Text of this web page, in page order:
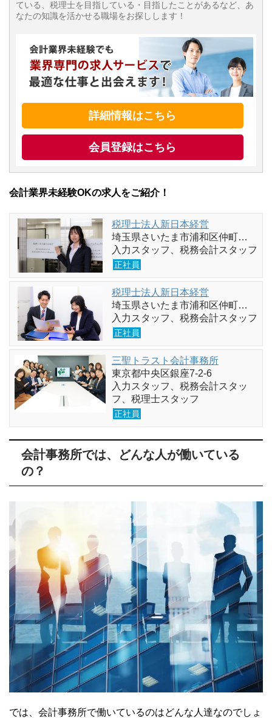
ている、税理士を目指している・目指したことがあるなど、あ
なたの知識を活かせる職場をお探しします！
詳細情報はこちら
会員登録はこちら
会計業界未経験OKの求人をご紹介！
税理士法人新日本経営
埼玉県さいたま市浦和区仲町…
入力スタッフ、税務会計スタッフ
正社員
税理士法人新日本経営
埼玉県さいたま市浦和区仲町…
入力スタッフ、税務会計スタッフ
正社員
三聖トラスト会計事務所
東京都中央区銀座7-2-6
入力スタッフ、税務会計スタッ
フ、税理士スタッフ
正社員
会計事務所では、どんな人が働いている
の？
では、会計事務所で働いているのはどんな人達なのでしょ